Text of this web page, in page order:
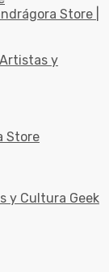
Store |
y
Store
y Cultura Geek